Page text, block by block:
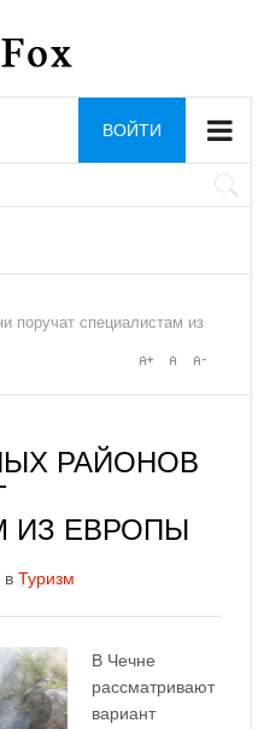
ВОЙТИ
поручат специалистам из
РАЙОНОВ
ИЗ ЕВРОПЫ
в Туризм
В Чечне
рассматривают
вариант